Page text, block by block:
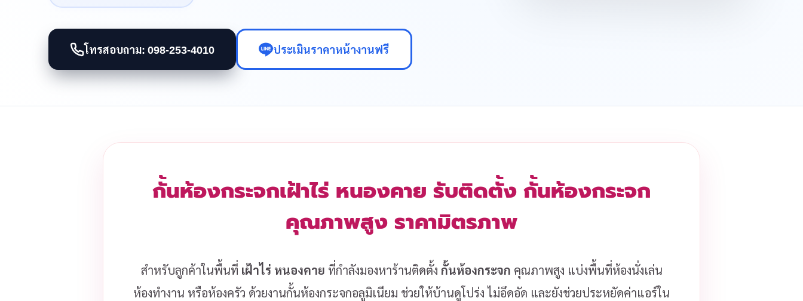
โทรสอบถาม: 098-253-4010 ประเมินราคาหน้างานฟรี
กั้นห้องกระจกเฝ้าไร่ หนองคาย รับติดตั้ง กั้นห้องกระจก
คุณภาพสูง ราคามิตรภาพ
สำหรับลูกค้าในพื้นที่ เฝ้าไร่ หนองคาย ที่กำลังมองหาร้านติดตั้ง กั้นห้องกระจก คุณภาพสูง แบ่งพื้นที่ห้องนั่งเล่น
ห้องทำงาน หรือห้องครัว ด้วยงานกั้นห้องกระจกอลูมิเนียม ช่วยให้บ้านดูโปร่ง ไม่อึดอัด และยังช่วยประหยัดค่าแอร์ใน